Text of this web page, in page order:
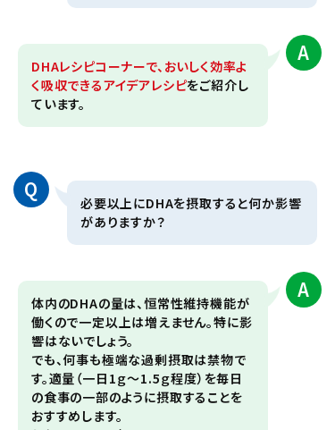
A
DHAレシピコーナーで、おいしく効率よ
く吸収できるアイデアレシピをご紹介し
ています。
Q
必要以上にDHAを摂取すると何か影響
がありますか？
A
体内のDHAの量は、恒常性維持機能が
働くので一定以上は増えません。特に影
響はないでしょう。
でも、何事も極端な過剰摂取は禁物で
す。適量（一日1ｇ～1.5ｇ程度）を毎日
の食事の一部のように摂取することを
おすすめします。